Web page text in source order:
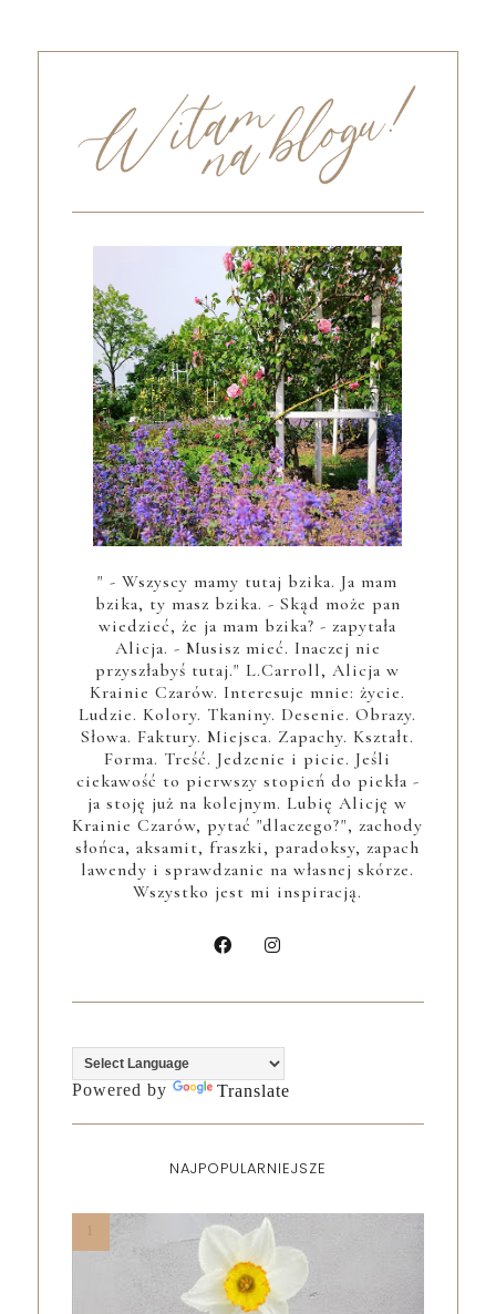
" - Wszyscy mamy tutaj bzika. Ja mam
bzika, ty masz bzika. - Skąd może pan
wiedzieć, że ja mam bzika? - zapytała
Alicja. - Musisz mieć. Inaczej nie
przyszłabyś tutaj." L.Carroll, Alicja w
Krainie Czarów. Interesuje mnie: życie.
Ludzie. Kolory. Tkaniny. Desenie. Obrazy.
Słowa. Faktury. Miejsca. Zapachy. Kształt.
Forma. Treść. Jedzenie i picie. Jeśli
ciekawość to pierwszy stopień do piekła -
ja stoję już na kolejnym. Lubię Alicję w
Krainie Czarów, pytać "dlaczego?", zachody
słońca, aksamit, fraszki, paradoksy, zapach
lawendy i sprawdzanie na własnej skórze.
Wszystko jest mi inspiracją.
Powered by Translate
NAJPOPULARNIEJSZE